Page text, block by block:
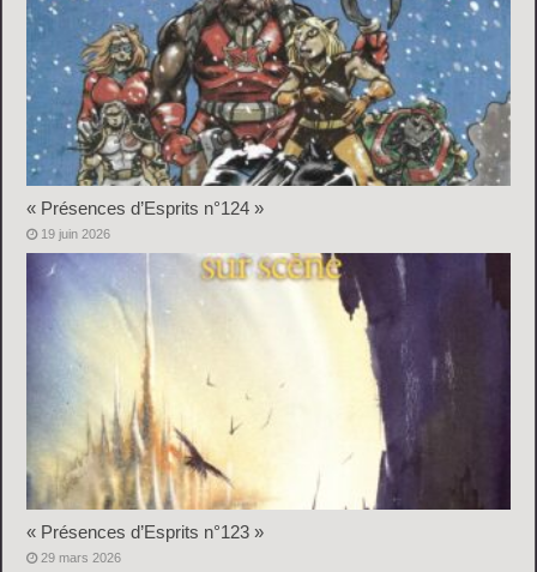
« Présences d’Esprits n°124 »
19 juin 2026
« Présences d’Esprits n°123 »
29 mars 2026